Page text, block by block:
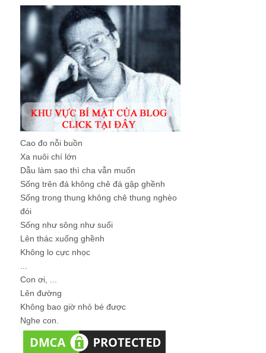
Cao đo nỗi buồn
Xa nuôi chí lớn
Dẫu làm sao thì cha vẫn muốn
Sống trên đá không chê đá gập ghềnh
Sống trong thung không chê thung nghèo
đói
Sống như sông như suối
Lên thác xuống ghềnh
Không lo cực nhọc
Con ơi, ...
Lên đường
Không bao giờ nhỏ bé được
Nghe con.